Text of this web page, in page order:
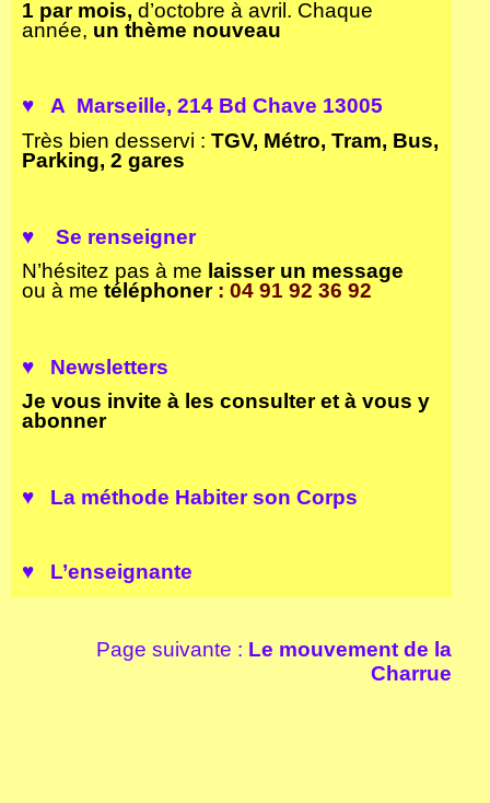
1 par mois, d’octobre à avril. Chaque
année, un thème nouveau
♥ A Marseille, 214 Bd Chave 13005
Très bien desservi : TGV, Métro, Tram, Bus,
Parking, 2 gares
♥ Se renseigner
N’hésitez pas à me laisser un message
ou à me téléphoner: 04 91 92 36 92
♥ Newsletters
Je vous invite à les consulter et à vous y
abonner
♥ La méthode Habiter son Corps
♥ L’enseignante
Page suivante : Le mouvement de la
Charrue